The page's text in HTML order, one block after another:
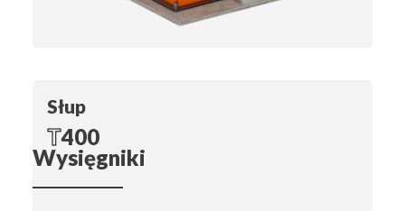
Słup
T400
Wysięgniki